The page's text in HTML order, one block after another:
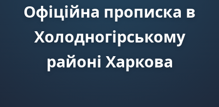
Офіційна прописка в
Холодногірському
районі Харкова